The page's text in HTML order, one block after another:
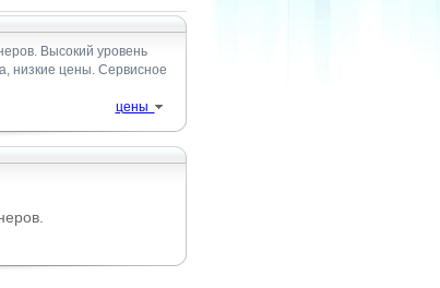
Высокий уровень
низкие цены. Сервисное
цены